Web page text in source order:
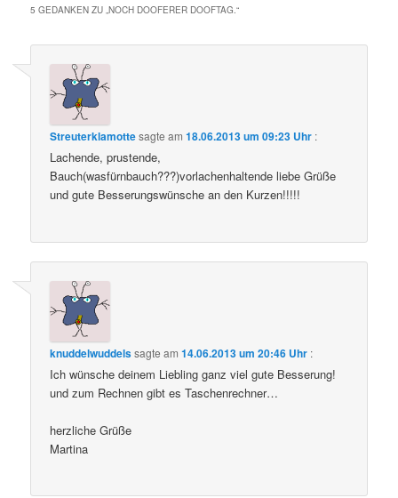
5 GEDANKEN ZU „NOCH DOOFERER DOOFTAG.“
Streuterklamottesagte am18.06.2013 um 09:23 Uhr :
Lachende, prustende,
Bauch(wasfürnbauch???)vorlachenhaltende liebe Grüße
und gute Besserungswünsche an den Kurzen!!!!!
knuddelwuddelssagte am14.06.2013 um 20:46 Uhr :
Ich wünsche deinem Liebling ganz viel gute Besserung!
und zum Rechnen gibt es Taschenrechner…
herzliche Grüße
Martina